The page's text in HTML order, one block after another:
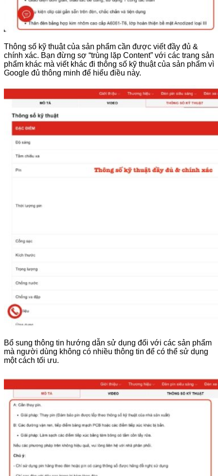
Thông số kỹ thuật của sản phẩm cần được viết đầy đủ &
chính xác. Bạn đừng sợ “trùng lặp Content” với các trang sản
phẩm khác mà viết khác đi thông số kỹ thuật của sản phẩm vì
Google đủ thông minh để hiểu điều này.
Bổ sung thông tin hướng dẫn sử dụng đối với các sản phẩm
mà người dùng không có nhiều thông tin để có thể sử dụng
một cách tối ưu.